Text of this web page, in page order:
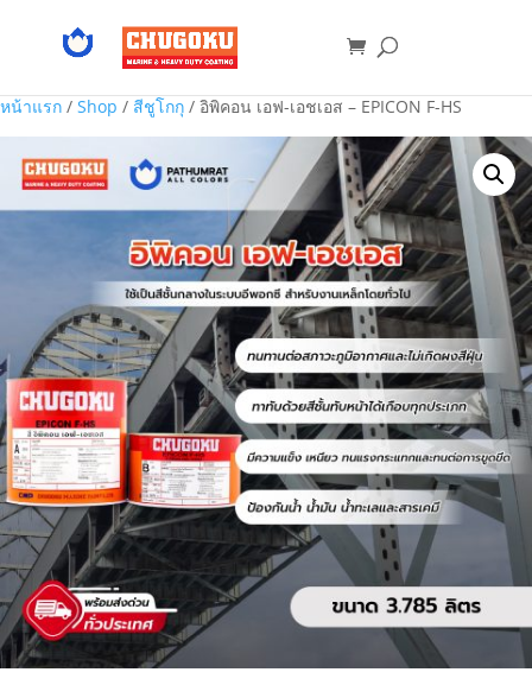
หน้าแรก / Shop / สีชูโกกุ / อิพิคอน เอฟ-เอชเอส – EPICON F-HS